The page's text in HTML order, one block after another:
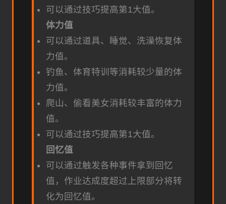
可以通过技巧提高第1大值。
体力值
可以通过道具、睡觉、洗澡恢复体
力值。
钓鱼、体育特训等消耗较少量的体
力值。
爬山、偷看美女消耗较丰富的体力
值。
可以通过技巧提高第1大值。
回忆值
可以通过触发各种事件拿到回忆
值，作业达成度超过上限部分将转
化为回忆值。